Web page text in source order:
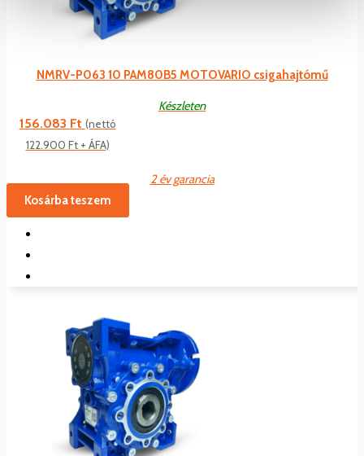
NMRV-P063 10 PAM80B5 MOTOVARIO csigahajtómű
Készleten
156.083 Ft (nettó
122.900 Ft+ ÁFA)
2 év garancia
Kosárba teszem